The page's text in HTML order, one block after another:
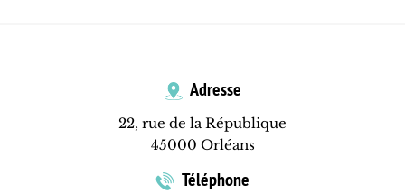
Adresse
22, rue de la République
45000 Orléans
Téléphone